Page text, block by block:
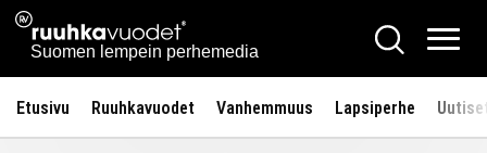
Siirry
sisältöön
Ruuhkavuodet.fi
Suomen lempein perhemedia
Hae
Etusivu Ruuhkavuodet Vanhemmuus Lapsiperhe